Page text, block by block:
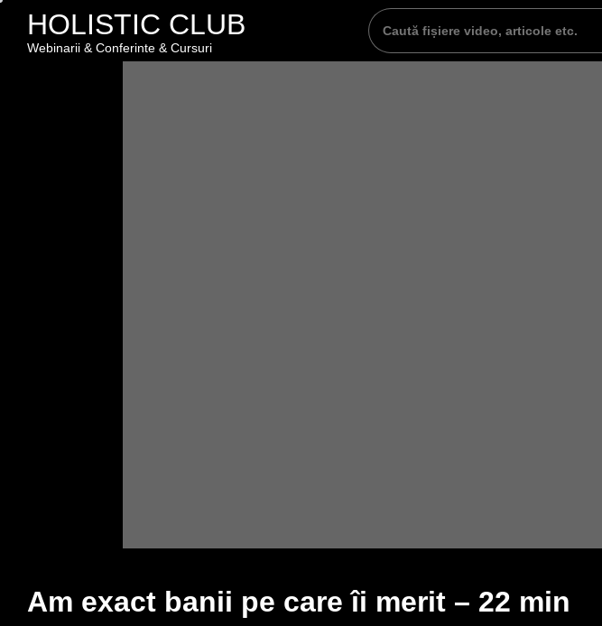
HOLISTIC CLUB
Webinarii & Conferinte & Cursuri
Am exact banii pe care îi merit – 22 min